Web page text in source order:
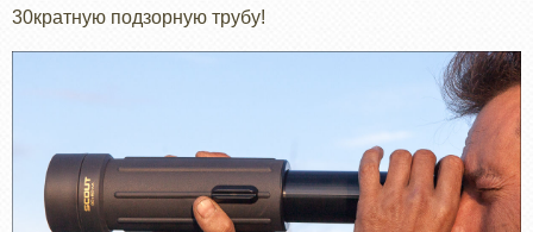
30кратную подзорную трубу!